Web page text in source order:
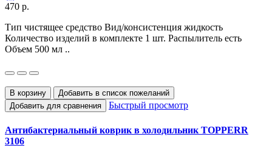
470 р.
Тип чистящее средство Вид/консистенция жидкость
Количество изделий в комплекте 1 шт. Распылитель есть
Объем 500 мл ..
В корзину
Добавить в список пожеланий
Добавить для сравнения
Быстрый просмотр
Антибактериальный коврик в холодильник TOPPERR
3106